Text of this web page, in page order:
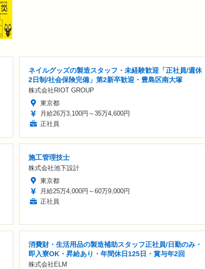
ネイルグッズの製造スタッフ・未経験歓迎「正社員/週休
2日制/社会保険完備」第2新卒歓迎・豊島区南大塚
株式会社RIOT GROUP
東京都
月給26万3,100円～35万4,600円
正社員
施工管理技士
株式会社池下設計
東京都
月給25万4,000円～60万9,000円
正社員
消費財・生活用品の製造補助スタッフ正社員/日勤のみ・
即入寮OK・昇給あり・年間休日125日・賞与年2回
株式会社ELM